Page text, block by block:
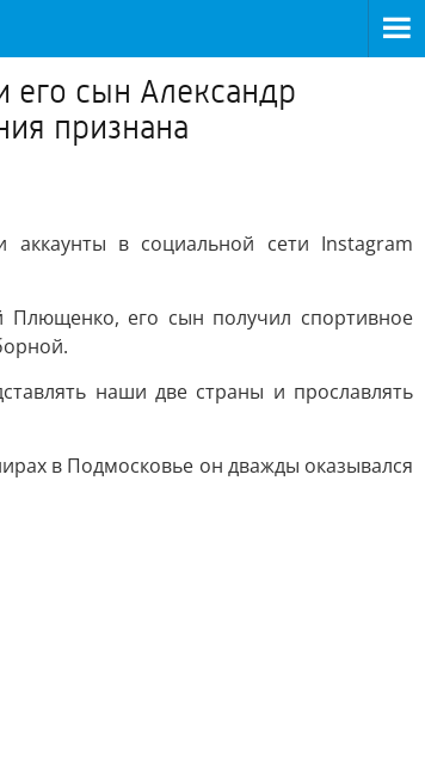
сын Александр
признана
аккаунты в социальной сети Instagram
Плющенко, его сын получил спортивное
наши две страны и прославлять
в Подмосковье он дважды оказывался